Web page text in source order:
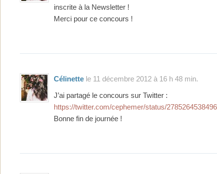
inscrite à la Newsletter !
Merci pour ce concours !
Célinette le 11 décembre 2012 à 16 h 48 min.
J’ai partagé le concours sur Twitter :
https://twitter.com/cephemer/status/
Bonne fin de journée !